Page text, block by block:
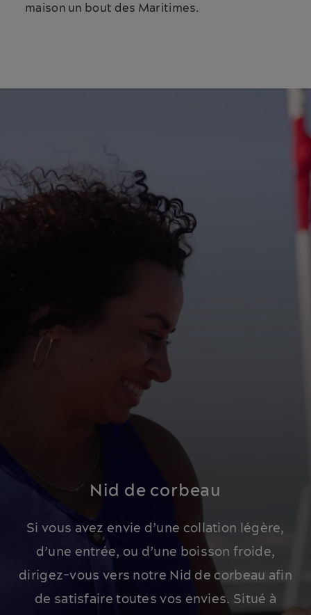
maison un bout des Maritimes.
Nid de corbeau
Si vous avez envie d’une collation légère,
d’une entrée, ou d’une boisson froide,
dirigez-vous vers notre Nid de corbeau afin
de satisfaire toutes vos envies. Situé à